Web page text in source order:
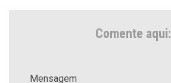
Comente aqui:
Mensagem